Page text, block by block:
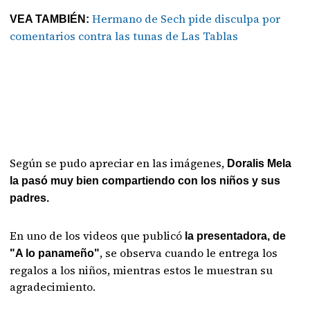
VEA TAMBIÉN: Hermano de Sech pide disculpa por
comentarios contra las tunas de Las Tablas
Según se pudo apreciar en las imágenes, Doralis Mela
la pasó muy bien compartiendo con los niños y sus
padres.
En uno de los videos que publicó la presentadora, de
"A lo panameño", se observa cuando le entrega los
regalos a los niños, mientras estos le muestran su
agradecimiento.